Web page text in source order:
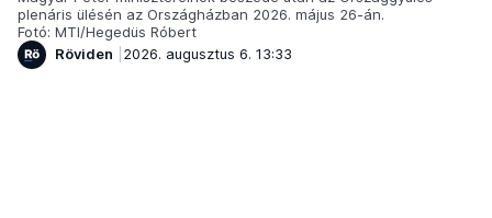
plenáris ülésén az Országházban 2026. május 26-án.
Fotó: MTI/Hegedüs Róbert
Röviden
2026. augusztus 6. 13:33